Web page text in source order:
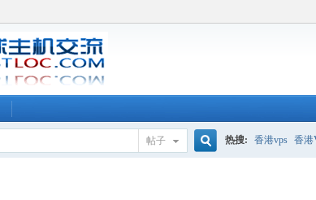
帖子 热搜: 香港vps 香港